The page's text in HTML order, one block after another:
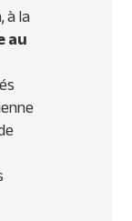
à la
au